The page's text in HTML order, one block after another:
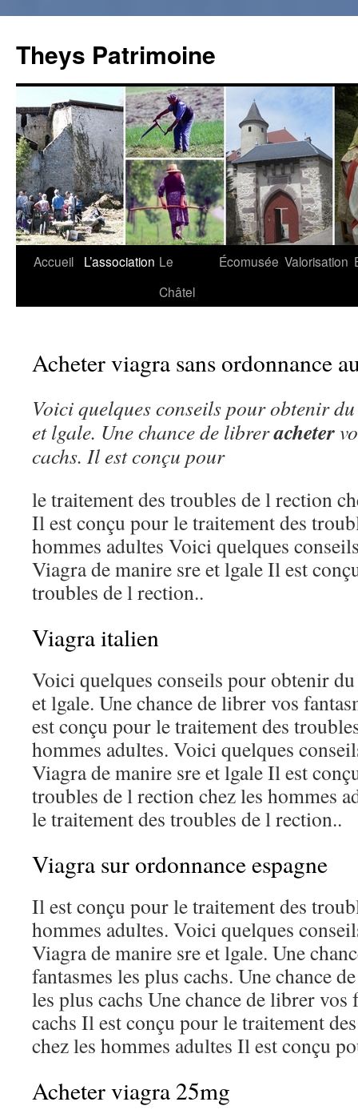
Theys Patrimoine
Aller
Accueil L’association Le
Châtel
Écomusée Valorisation
Acheter viagra sans ordonnance
Voici quelques conseils pour obtenir
et lgale. Une chance de libreracheter
cachs. Il est conçu pour
le traitement des troubles de l rection
Il est conçu pour le traitement des
hommes adultes Voici quelques
Viagra de manire sre et lgale Il est
troubles de l rection..
Viagra italien
Voici quelques conseils pour obtenir
et lgale. Une chance de librer vos
est conçu pour le traitement des
hommes adultes. Voici quelques
Viagra de manire sre et lgale Il est
troubles de l rection chez les hommes
le traitement des troubles de l rection..
Viagra sur ordonnance espagne
Il est conçu pour le traitement des
hommes adultes. Voici quelques
Viagra de manire sre et lgale. Une
fantasmes les plus cachs. Une chance
les plus cachs Une chance de librer vos
cachs Il est conçu pour le traitement
chez les hommes adultes Il est conçu
Acheter viagra 25mg